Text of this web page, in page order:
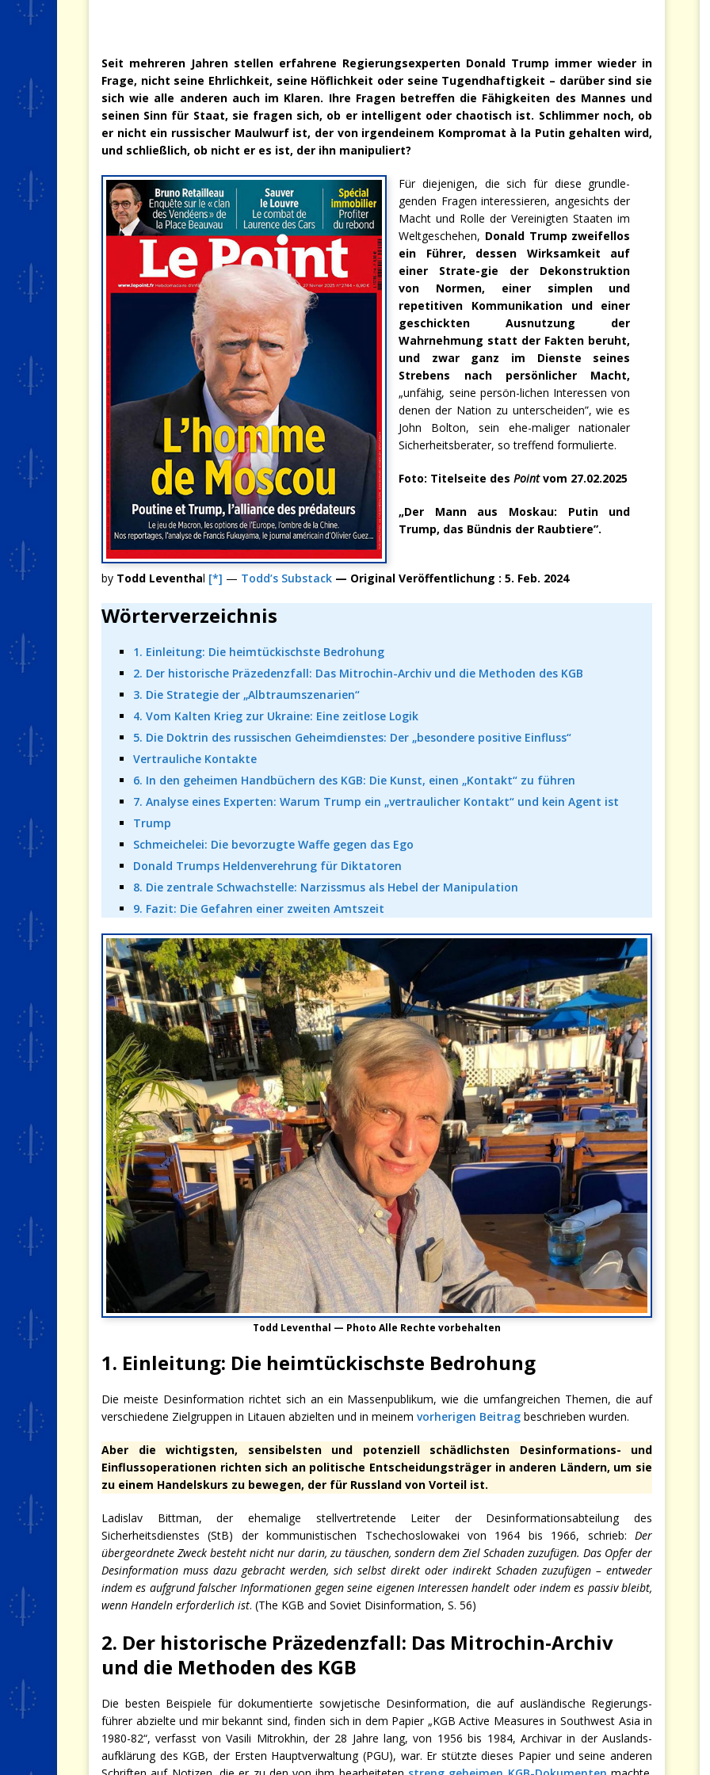
Seit mehreren Jahren stellen erfahrene Regierungsexperten Donald Trump immer wieder in
Frage, nicht seine Ehrlichkeit, seine Höflichkeit oder seine Tugendhaftigkeit – darüber sind sie
sich wie alle anderen auch im Klaren. Ihre Fragen betreffen die Fähigkeiten des Mannes und
seinen Sinn für Staat, sie fragen sich, ob er intelligent oder chaotisch ist. Schlimmer noch, ob
er nicht ein russischer Maulwurf ist, der von irgendeinem Kompromat à la Putin gehalten wird,
und schließlich, ob nicht er es ist, der ihn manipuliert?
Für diejenigen, die sich für diese grundle-
genden Fragen interessieren, angesichts der
Macht und Rolle der Vereinigten Staaten im
Weltgeschehen, Donald Trump zweifellos
ein Führer, dessen Wirksamkeit auf
einer Strate-gie der Dekonstruktion
von Normen, einer simplen und
repetitiven Kommunikation und einer
geschickten Ausnutzung der
Wahrnehmung statt der Fakten beruht,
und zwar ganz im Dienste seines
Strebens nach persönlicher Macht,
„unfähig, seine persön-lichen Interessen von
denen der Nation zu unterscheiden”, wie es
John Bolton, sein ehe-maliger nationaler
Sicherheitsberater, so treffend formulierte.
Foto: Titelseite desPointvom 27.02.2025
„Der Mann aus Moskau: Putin und
Trump, das Bündnis der Raubtiere”.
by Todd Leventhal [*] — Todd’s Substack — Original Veröffentlichung : 5. Feb. 2024
Wörterverzeichnis
1. Einleitung: Die heimtückischste Bedrohung
2. Der historische Präzedenzfall: Das Mitrochin-Archiv und die Methoden des KGB
3. Die Strategie der „Albtraumszenarien“
4. Vom Kalten Krieg zur Ukraine: Eine zeitlose Logik
5. Die Doktrin des russischen Geheimdienstes: Der „besondere positive Einfluss“
Vertrauliche Kontakte
6. In den geheimen Handbüchern des KGB: Die Kunst, einen „Kontakt“ zu führen
7. Analyse eines Experten: Warum Trump ein „vertraulicher Kontakt“ und kein Agent ist
Trump
Schmeichelei: Die bevorzugte Waffe gegen das Ego
Donald Trumps Heldenverehrung für Diktatoren
8. Die zentrale Schwachstelle: Narzissmus als Hebel der Manipulation
9. Fazit: Die Gefahren einer zweiten Amtszeit
Todd Leventhal — PhotoAlle Rechte vorbehalten
1. Einleitung: Die heimtückischste Bedrohung
Die meiste Desinformation richtet sich an ein Massenpublikum, wie die umfangreichen Themen, die auf
verschiedene Zielgruppen in Litauen abzielten und in meinem vorherigen Beitrag beschrieben wurden.
Aber die wichtigsten, sensibelsten und potenziell schädlichsten Desinformations- und
Einflussoperationen richten sich an politische Entscheidungsträger in anderen Ländern, um sie
zu einem Handelskurs zu bewegen, der für Russland von Vorteil ist.
Ladislav Bittman, der ehemalige stellvertretende Leiter der Desinformationsabteilung des
Sicherheitsdienstes (StB) der kommunistischen Tschechoslowakei von 1964 bis 1966, schrieb:Der
übergeordnete Zweck besteht nicht nur darin, zu täuschen, sondern dem Ziel Schaden zuzufügen. Das Opfer der
Desinformation muss dazu gebracht werden, sich selbst direkt oder indirekt Schaden zuzufügen – entweder
indem es aufgrund falscher Informationen gegen seine eigenen Interessen handelt oder indem es passiv bleibt,
wenn Handeln erforderlich ist. (The KGB and Soviet Disinformation, S. 56)
2. Der historische Präzedenzfall: Das Mitrochin-Archiv
und die Methoden des KGB
Die besten Beispiele für dokumentierte sowjetische Desinformation, die auf ausländische Regierungs-
führer abzielte und mir bekannt sind, finden sich in dem Papier „KGB Active Measures in Southwest Asia in
1980-82“, verfasst von Vasili Mitrokhin, der 28 Jahre lang, von 1956 bis 1984, Archivar in der Auslands-
aufklärung des KGB, der Ersten Hauptverwaltung (PGU), war. Er stützte dieses Papier und seine anderen